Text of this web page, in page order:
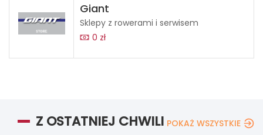
Giant
Sklepy z rowerami i serwisem
0 zł
Z OSTATNIEJ CHWILI POKAŻ WSZYSTKIE